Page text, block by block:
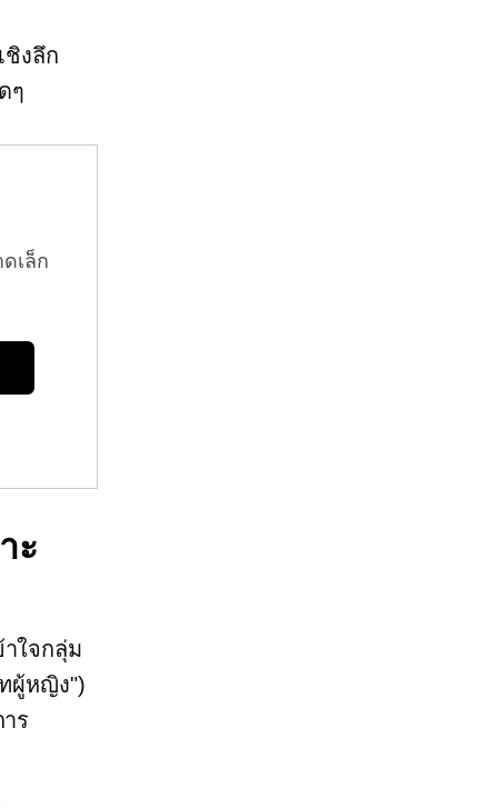
งลึก
ๆ
เล็ก
ะ
ใจกลุ่ม
ผู้หญิง")
ร